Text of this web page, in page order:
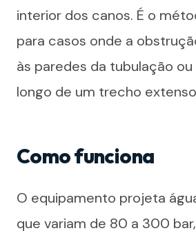
interior dos canos. É o
para casos onde a
às paredes da tubulação
longo de um trecho
Como funciona
O equipamento projeta
que variam de 80 a 300